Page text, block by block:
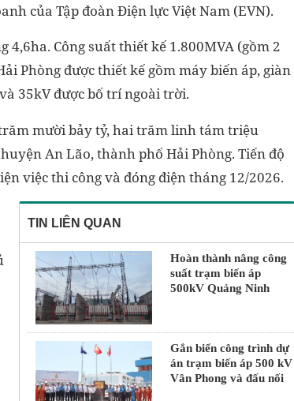
của Tập đoàn Điện lực Việt Nam (EVN).
Công suất thiết kế 1.800MVA (gồm 2
Phòng được thiết kế gồm máy biến áp, giàn
35kV được bố trí ngoài trời.
mười bảy tỷ, hai trăm linh tám triệu
An Lão, thành phố Hải Phòng. Tiến độ
việc thi công và đóng điện tháng 12/2026.
TIN LIÊN QUAN
Hoàn thành nâng công
suất trạm biến áp
500kV Quảng Ninh
Gắn biển công trình dự
án trạm biến áp 500 kV
Vân Phong và đấu nối